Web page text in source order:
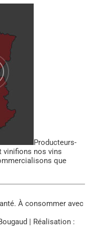
Producteurs-
vinifions nos vins
que
À consommer avec
| Réalisation :